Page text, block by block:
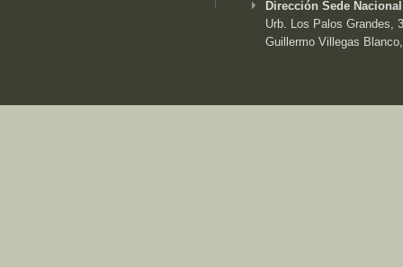
Dirección Sede
Urb. Los Palos Grandes,
Guillermo Villegas